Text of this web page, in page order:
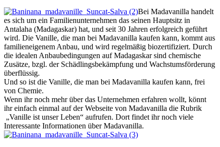
Bei Madavanilla handelt
es sich um ein Familienunternehmen das seinen Hauptsitz in
Antalaha (Madagaskar) hat, und seit 30 Jahren erfolgreich geführt
wird. Die Vanille, die man bei Madavanilla kaufen kann, kommt aus
familieneigenem Anbau, und wird regelmäßig biozertifiziert. Durch
die idealen Anbaubedingungen auf Madagaskar sind chemische
Zusätze, bzgl. der Schädlingsbekämpfung und Wachstumsförderung
überflüssig.
Und so ist die Vanille, die man bei Madavanilla kaufen kann, frei
von Chemie.
Wenn ihr noch mehr über das Unternehmen erfahren wollt, könnt
ihr einfach einmal auf der Webseite von Madavanilla die Rubrik
„Vanille ist unser Leben“ aufrufen. Dort findet ihr noch viele
Interessante Informationen über Madavanilla.